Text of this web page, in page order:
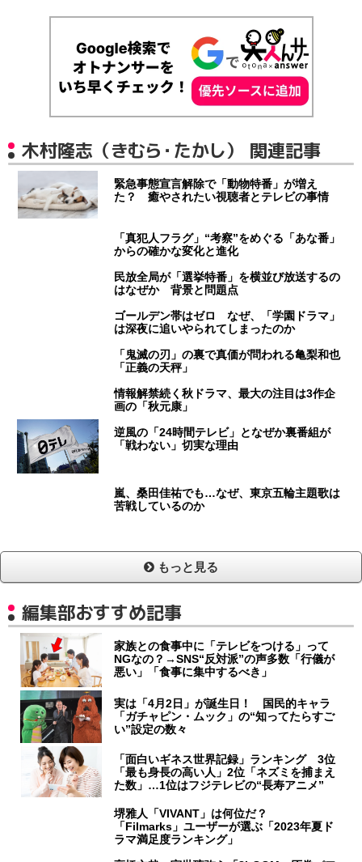
木村隆志（きむら・たかし） 関連記事
緊急事態宣言解除で「動物特番」が増え
た？ 癒やされたい視聴者とテレビの事情
「真犯人フラグ」“考察”をめぐる「あな番」
からの確かな変化と進化
民放全局が「選挙特番」を横並び放送するの
はなぜか 背景と問題点
ゴールデン帯はゼロ なぜ、「学園ドラマ」
は深夜に追いやられてしまったのか
「鬼滅の刃」の裏で真価が問われる亀梨和也
「正義の天秤」
情報解禁続く秋ドラマ、最大の注目は3作企
画の「秋元康」
逆風の「24時間テレビ」となぜか裏番組が
「戦わない」切実な理由
嵐、桑田佳祐でも…なぜ、東京五輪主題歌は
苦戦しているのか
もっと見る
編集部おすすめ記事
家族との食事中に「テレビをつける」って
NGなの？→SNS“反対派”の声多数「行儀が
悪い」「食事に集中するべき」
実は「4月2日」が誕生日！ 国民的キャラ
「ガチャピン・ムック」の“知ってたらすご
い”設定の数々
「面白いギネス世界記録」ランキング 3位
「最も身長の高い人」2位「ネズミを捕まえ
た数」…1位はフジテレビの“長寿アニメ”
堺雅人「VIVANT」は何位だ？
「Filmarks」ユーザーが選ぶ「2023年夏ド
ラマ満足度ランキング」